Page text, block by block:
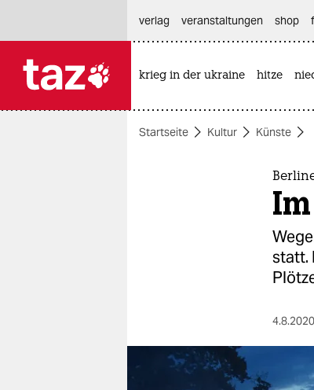
themen
berlin
verlag
veranstaltungen shop
krieg in der ukraine hitze
Startseite Kultur Künste
statt.
4.8.2020